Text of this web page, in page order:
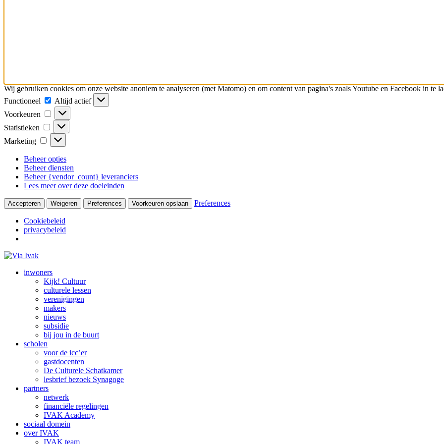
Wij gebruiken cookies om onze website anoniem te analyseren (met Matomo) en om content van pagina's zoals Youtube en Facebook in te
Functioneel
Functioneel
Altijd actief
Voorkeuren
Voorkeuren
Statistieken Statistieken
Marketing Marketing
Beheer opties
Beheer diensten
Beheer {vendor_count} leveranciers
Lees meer over deze doeleinden
Accepteren Weigeren Preferences Voorkeuren opslaan Preferences
Cookiebeleid
privacybeleid
inwoners
Kijk! Cultuur
culturele lessen
verenigingen
makers
nieuws
subsidie
bij jou in de buurt
scholen
voor de icc’er
gastdocenten
De Culturele Schatkamer
lesbrief bezoek Synagoge
partners
netwerk
financiële regelingen
IVAK Academy
sociaal domein
over IVAK
IVAK team